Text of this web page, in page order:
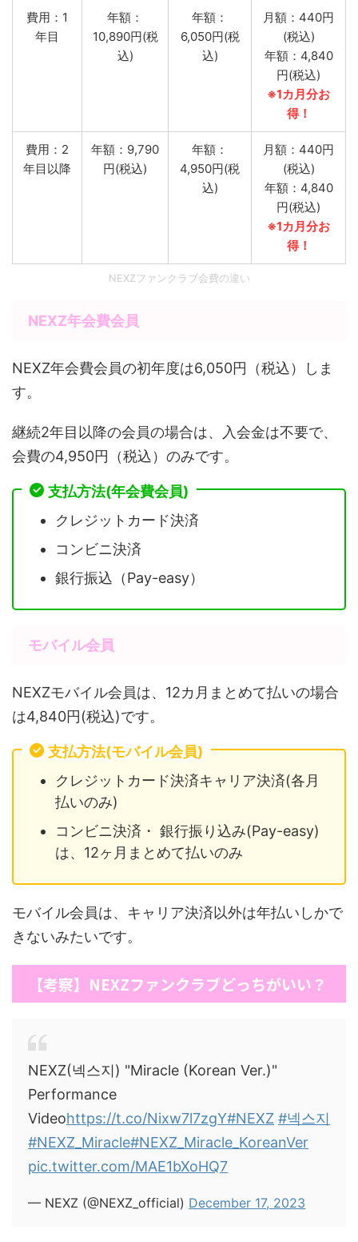
費用：1
年目
年額：
10,890円(税
込)
年額：
6,050円(税
込)
月額：440円
(税込)
年額：4,840
円(税込)
※1カ月分お
得！
費用：2
年目以降
年額：9,790
円(税込)
年額：
4,950円(税
込)
月額：440円
(税込)
年額：4,840
円(税込)
※1カ月分お
得！
NEXZファンクラブ会費の違い
NEXZ年会費会員
NEXZ年会費会員の初年度は6,050円（税込）しま
す。
継続2年目以降の会員の場合は、入会金は不要で、
会費の4,950円（税込）のみです。
支払方法(年会費会員)
クレジットカード決済
コンビニ決済
銀行振込（Pay-easy）
モバイル会員
NEXZモバイル会員は、12カ月まとめて払いの場合
は4,840円(税込)です。
支払方法(モバイル会員)
クレジットカード決済キャリア決済(各月
払いのみ)
コンビニ決済・ 銀行振り込み(Pay-easy)
は、12ヶ月まとめて払いのみ
モバイル会員は、キャリア決済以外は年払いしかで
きないみたいです。
【考察】NEXZファンクラブどっちがいい？
NEXZ(넥스지) "Miracle (Korean Ver.)"
Performance
Videohttps://t.co/Nixw7l7zgY#NEXZ #넥스지
#NEXZ_Miracle#NEXZ_Miracle_KoreanVer
pic.twitter.com/MAE1bXoHQ7
— NEXZ (@NEXZ_official) December 17, 2023